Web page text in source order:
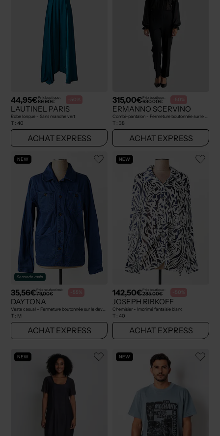
44,95€Prix boutique :
89,90€ -50%
LAUTINEL PARIS
Robe longue - Sans manche vert
T : 40
ACHAT EXPRESS
315,00€Prix boutique :
630,00€ -50%
ERMANNO SCERVINO
Combi-pantalon - Fermeture boutonnée sur le devant noir
T : 38
ACHAT EXPRESS
NEW
Seconde main
35,56€Prix neuf estimé :
79,00€ -55%
DAYTONA
T : M
ACHAT EXPRESS
NEW
142,50€Prix boutique :
285,00€ -50%
JOSEPH RIBKOFF
Chemisier - Imprimé fantaisie blanc
T : 40
ACHAT EXPRESS
NEW NEW